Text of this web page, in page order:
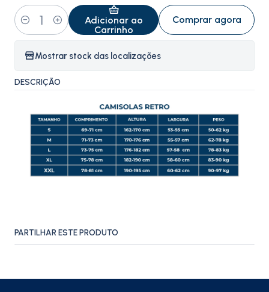
Quantidade
Adicionar ao
Carrinho
Comprar agora
Mostrar stock das localizações
DESCRIÇÃO
PARTILHAR ESTE PRODUTO